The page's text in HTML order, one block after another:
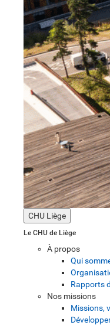
CHU Liège
Le CHU de Liège
À propos
Qui
Rapports
Nos missions
Missions,